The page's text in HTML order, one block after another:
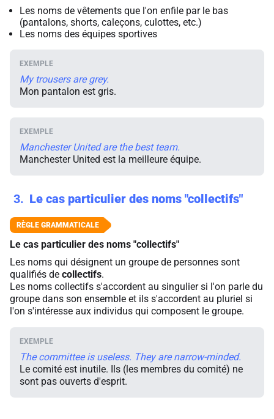
Les noms de vêtements que l'on enfile par le bas
(pantalons, shorts, caleçons, culottes, etc.)
Les noms des équipes sportives
My trousers are grey.
Mon pantalon est gris.
Manchester United are the best team.
Manchester United est la meilleure équipe.
3 Le cas particulier des noms "collectifs"
Le cas particulier des noms "collectifs"
Les noms qui désignent un groupe de personnes sont
qualifiés de collectifs.
Les noms collectifs s'accordent au singulier si l'on parle du
groupe dans son ensemble et ils s'accordent au pluriel si
l'on s'intéresse aux individus qui composent le groupe.
The committee is useless. They are narrow-minded.
Le comité est inutile. Ils (les membres du comité) ne
sont pas ouverts d'esprit.